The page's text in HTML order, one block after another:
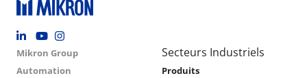
Footer social
Group menu
Mikron Group
Automation
Main navigation
Secteurs Industriels
Produits